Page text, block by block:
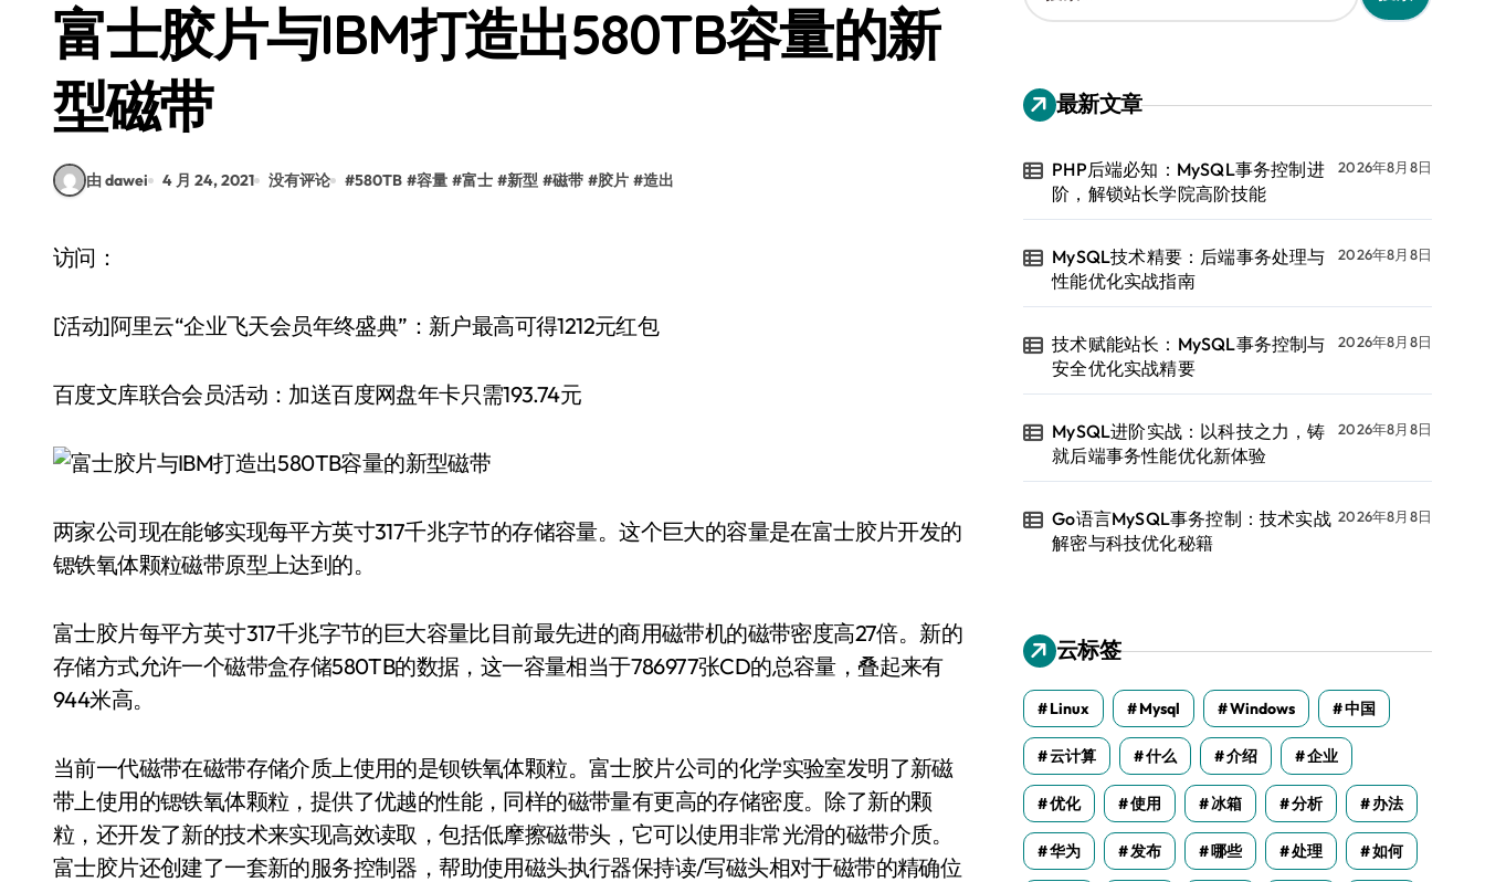
PHP后端必知：MySQL事务控制进阶，解锁站长学院高阶技能
富士胶片与IBM打造出580TB容量的新
型磁带
由 dawei 4 月 24, 2021 没有评论 #580TB #容量 #富士 #新型 #磁带 #胶片 #造出
访问：
[活动]阿里云“企业飞天会员年终盛典”：新户最高可得1212元红包
百度文库联合会员活动：加送百度网盘年卡只需193.74元
两家公司现在能够实现每平方英寸317千兆字节的存储容量。这个巨大的容量是在富士胶片开发的
锶铁氧体颗粒磁带原型上达到的。
富士胶片每平方英寸317千兆字节的巨大容量比目前最先进的商用磁带机的磁带密度高27倍。新的
存储方式允许一个磁带盒存储580TB的数据，这一容量相当于786977张CD的总容量，叠起来有
944米高。
当前一代磁带在磁带存储介质上使用的是钡铁氧体颗粒。富士胶片公司的化学实验室发明了新磁
带上使用的锶铁氧体颗粒，提供了优越的性能，同样的磁带量有更高的存储密度。除了新的颗
粒，还开发了新的技术来实现高效读取，包括低摩擦磁带头，它可以使用非常光滑的磁带介质。
富士胶片还创建了一套新的服务控制器，帮助使用磁头执行器保持读/写磁头相对于磁带的精确位
：
最新文章
PHP后端必知：MySQL事务控制进
阶，解锁站长学院高阶技能
2026年8月8日
MySQL技术精要：后端事务处理与
性能优化实战指南
2026年8月8日
技术赋能站长：MySQL事务控制与
安全优化实战精要
2026年8月8日
MySQL进阶实战：以科技之力，铸
就后端事务性能优化新体验
2026年8月8日
Go语言MySQL事务控制：技术实战
解密与科技优化秘籍
2026年8月8日
云标签
Linux Mysql Windows 中国
云计算 什么 介绍 企业
优化 使用 冰箱 分析 办法
华为 发布 哪些 处理 如何